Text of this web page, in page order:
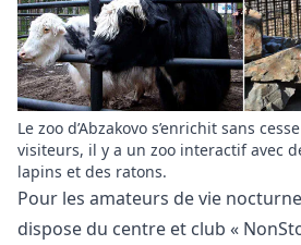
Le zoo d’Abzakovo s’enrichit sans
visiteurs, il y a un zoo interactif avec
lapins et des ratons.
Pour les amateurs de vie
dispose du centre et club «